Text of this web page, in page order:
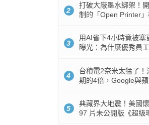
2
打破大廠墨水綁架！
制的「Open Printer
3
用AI省下4小時竟被塞
曝光：為什麼優秀員
4
台積電2奈米太猛了！
期的4倍，Google與
5
典藏界大地震！美國
97 片未公開版《超級